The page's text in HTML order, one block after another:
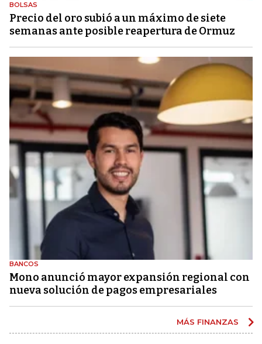
BOLSAS
Precio del oro subió a un máximo de siete
semanas ante posible reapertura de Ormuz
BANCOS
Mono anunció mayor expansión regional con
nueva solución de pagos empresariales
MÁS FINANZAS